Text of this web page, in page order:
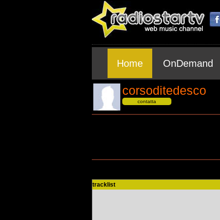
Home OnDemand
corsoditedesco
contatta
tracklist